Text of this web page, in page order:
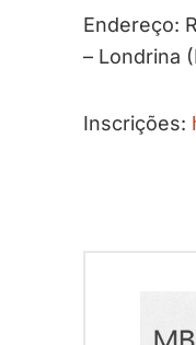
Endereço:
– Londrina
Inscrições: